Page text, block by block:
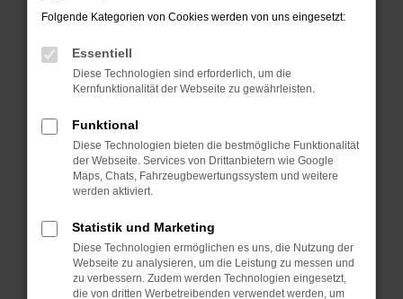
Prüfe deine Browsererweiterungen.
können das Laden bestimmter Seiten
verhindern. Funktioniert die Seite in einem
anderen Browser oder in einem privaten
Starte dein Gerät neu.
Das kann manchmal helfen, vorübergehende
Probleme zu beheben.
Betriebssystem auf dem neuesten Stand
sind.
Veraltete Software birgt nicht nur ein
Sicherheitsrisiko, sondern kann auch dazu
Folgende Kategorien von Cookies werden von uns eingesetzt:
Essentiell
Diese Technologien sind erforderlich, um die
Kernfunktionalität der Webseite zu gewährleisten.
Funktional
Diese Technologien bieten die bestmögliche Funktionalität
der Webseite. Services von Drittanbietern wie Google
Maps, Chats, Fahrzeugbewertungssystem und weitere
werden aktiviert.
Statistik und Marketing
Diese Technologien ermöglichen es uns, die Nutzung der
Webseite zu analysieren, um die Leistung zu messen und
zu verbessern. Zudem werden Technologien eingesetzt,
die von dritten Werbetreibenden verwendet werden, um